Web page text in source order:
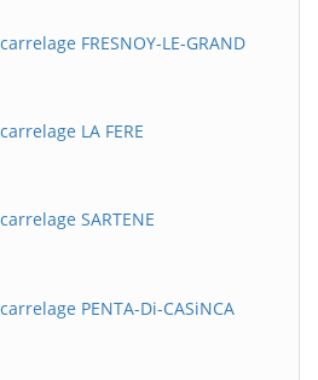
FRESNOY-LE-GRAND
LA FERE
SARTENE
PENTA-Di-CASiNCA